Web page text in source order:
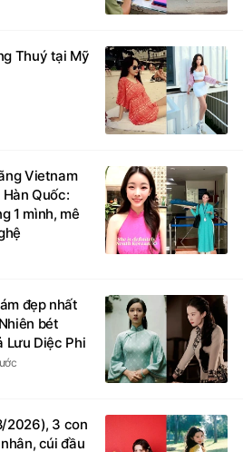
Thuý tại Mỹ
Vietnam
Quốc:
1 mình, mê
đẹp nhất
bét
Lưu Diệc Phi
2026), 3 con
cúi đầu